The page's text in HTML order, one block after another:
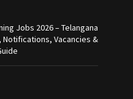
Jobs 2026 – Telangana
Notifications, Vacancies &